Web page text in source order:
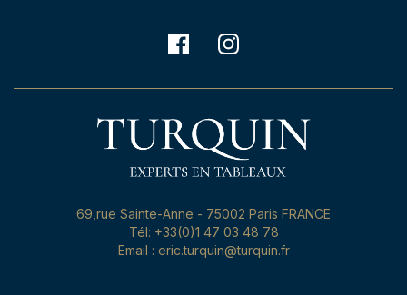
69,rue Sainte-Anne - 75002 Paris FRANCE
Tél: +33(0)1 47 03 48 78
Email : eric.turquin@turquin.fr